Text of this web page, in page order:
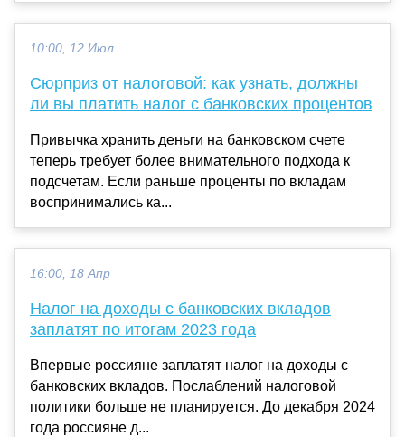
10:00, 12 Июл
Сюрприз от налоговой: как узнать, должны
ли вы платить налог с банковских процентов
Привычка хранить деньги на банковском счете
теперь требует более внимательного подхода к
подсчетам. Если раньше проценты по вкладам
воспринимались ка...
16:00, 18 Апр
Налог на доходы с банковских вкладов
заплатят по итогам 2023 года
Впервые россияне заплатят налог на доходы с
банковских вкладов. Послаблений налоговой
политики больше не планируется. До декабря 2024
года россияне д...